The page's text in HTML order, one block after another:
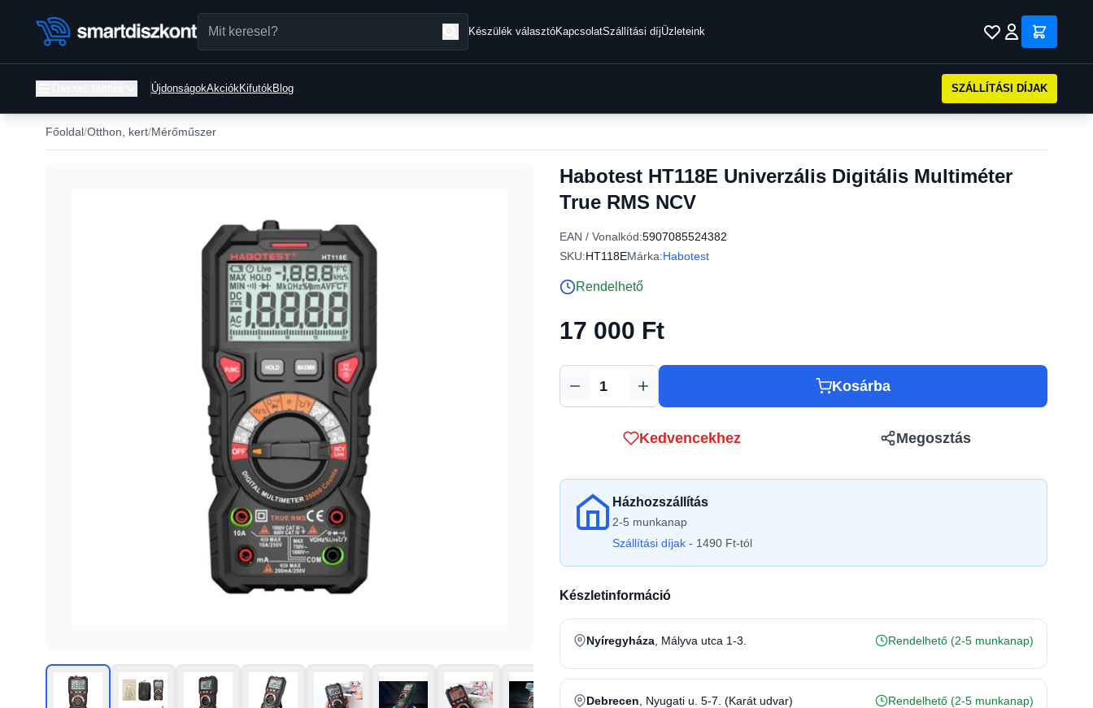
Készülék választóKapcsolatSzállítási díjÜzleteink
ÚjdonságokAkciókKifutókBlog SZÁLLÍTÁSI DÍJAK
Főoldal Otthon, kert Mérőműszer
Habotest HT118E Univerzális Digitális Multiméter
True RMS NCV
EAN / Vonalkód:5907085524382
SKU:HT118EMárka:Habotest
Rendelhető
17 000 Ft
Mennyiség Kosárba
Kedvencekhez Megosztás
Házhozszállítás
2-5 munkanap
Szállítási díjak - 1490 Ft-tól
Készletinformáció
Nyíregyháza , Mályva utca 1-3. Rendelhető (2-5 munkanap)
Debrecen , Nyugati u. 5-7. (Karát udvar) Rendelhető (2-5 munkanap)